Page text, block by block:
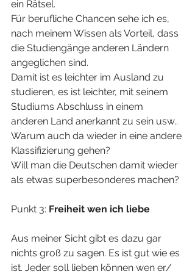
ein Rätsel.
Für berufliche Chancen sehe ich es,
nach meinem Wissen als Vorteil, dass
die Studiengänge anderen Ländern
angeglichen sind.
Damit ist es leichter im Ausland zu
studieren, es ist leichter, mit seinem
Studiums Abschluss in einem
anderen Land anerkannt zu sein usw..
Warum auch da wieder in eine andere
Klassifizierung gehen?
Will man die Deutschen damit wieder
als etwas superbesonderes machen?
Punkt 3: Freiheit wen ich liebe
Aus meiner Sicht gibt es dazu gar
nichts groß zu sagen. Es ist gut wie es
ist. Jeder soll lieben können wen er/